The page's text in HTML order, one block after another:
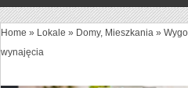
Home » Lokale » Domy, Mieszkania »
wynajęcia